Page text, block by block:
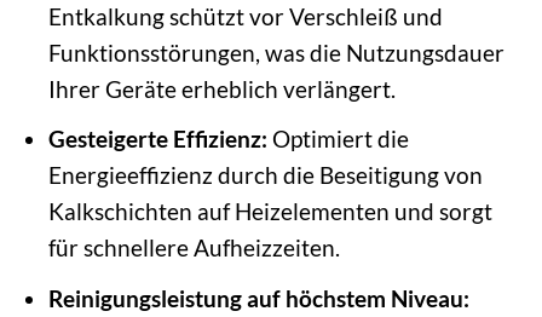
Entkalkung schützt vor Verschleiß und
Funktionsstörungen, was die Nutzungsdauer
Ihrer Geräte erheblich verlängert.
Gesteigerte Effizienz: Optimiert die
Energieeffizienz durch die Beseitigung von
Kalkschichten auf Heizelementen und sorgt
für schnellere Aufheizzeiten.
Reinigungsleistung auf höchstem Niveau: